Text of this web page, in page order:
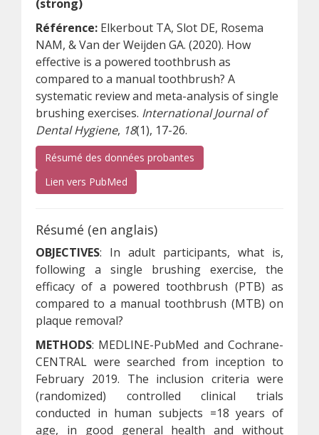
(strong)
Référence: Elkerbout TA, Slot DE, Rosema
NAM, & Van der Weijden GA. (2020). How
effective is a powered toothbrush as
compared to a manual toothbrush? A
systematic review and meta-analysis of single
brushing exercises. International Journal of
Dental Hygiene, 18(1), 17-26.
Résumé des données probantes
Lien vers PubMed
Résumé (en anglais)
OBJECTIVES: In adult participants, what is,
following a single brushing exercise, the
efficacy of a powered toothbrush (PTB) as
compared to a manual toothbrush (MTB) on
plaque removal?
METHODS: MEDLINE-PubMed and Cochrane-
CENTRAL were searched from inception to
February 2019. The inclusion criteria were
(randomized) controlled clinical trials
conducted in human subjects =18 years of
age, in good general health and without